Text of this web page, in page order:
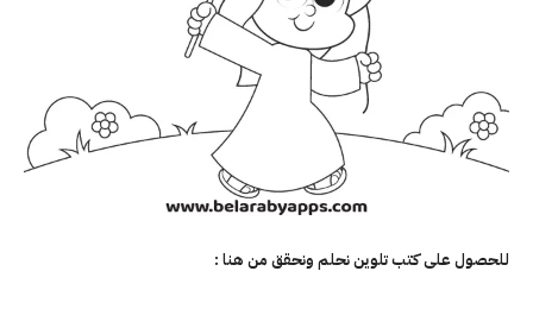
للحصول على كتب تلوين نحلم ونحقق من هنا :